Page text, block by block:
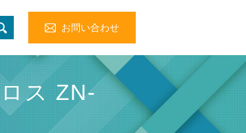
お問い合わせ
ス ZN-